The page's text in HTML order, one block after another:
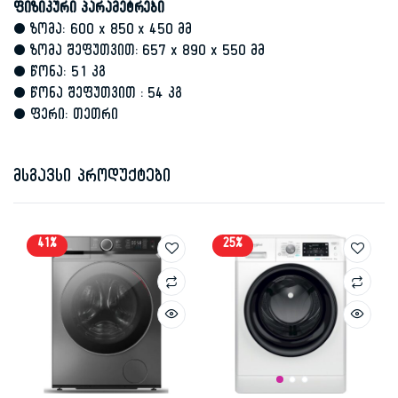
ფიზიკური პარამეტრები
• ზომა: 600 x 850 x 450 მმ
• ზომა შეფუთვით: 657 x 890 x 550 მმ
• წონა: 51 კგ
• წონა შეფუთვით : 54 კგ
• ფერი: თეთრი
მსგავსი პროდუქტები
41% 25%